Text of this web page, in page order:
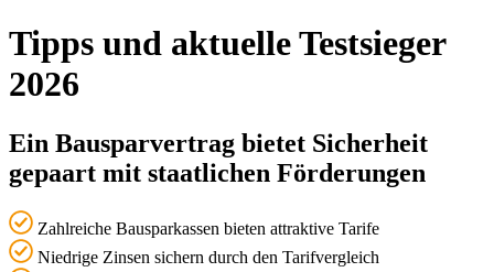
Tipps und aktuelle Testsieger
2026
Ein Bausparvertrag bietet Sicherheit
gepaart mit staatlichen Förderungen
Zahlreiche Bausparkassen bieten attraktive Tarife
Niedrige Zinsen sichern durch den Tarifvergleich